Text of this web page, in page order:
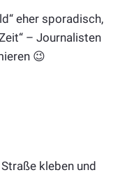
eher sporadisch,
– Journalisten
😉
kleben und